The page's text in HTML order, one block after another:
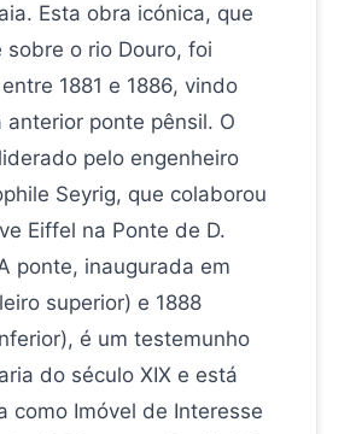
Esta obra icónica, que
sobre o rio Douro, foi
1881 e 1886, vindo
anterior ponte pênsil. O
pelo engenheiro
Seyrig, que colaborou
Eiffel na Ponte de D.
ponte, inaugurada em
superior) e 1888
é um testemunho
do século XIX e está
como Imóvel de Interesse